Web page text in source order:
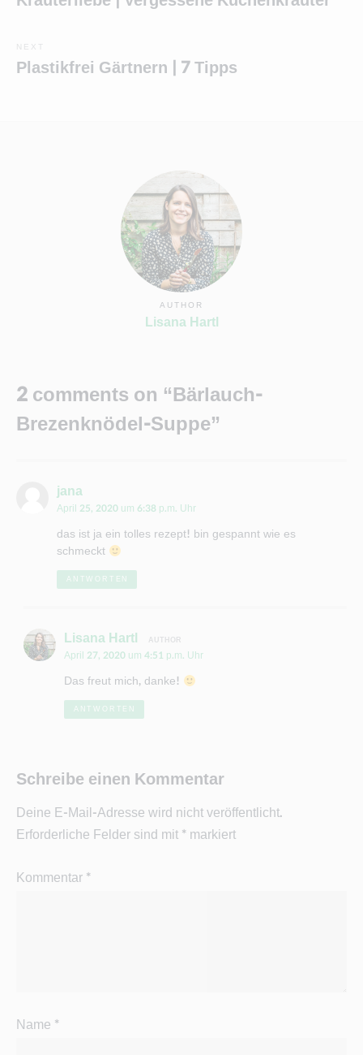
NEXT
Next
Plastikfrei Gärtnern | 7 Tipps
AUTHOR
Lisana Hartl
2 comments on “Bärlauch-
Brezenknödel-Suppe”
janasagt:
April 25, 2020 um 6:38 p.m. Uhr
das ist ja ein tolles rezept! bin gespannt wie es
schmeckt
ANTWORTEN
Lisana Hartl sagt:
April 27, 2020 um 4:51 p.m. Uhr
Das freut mich, danke!
ANTWORTEN
Schreibe einen Kommentar
Deine E-Mail-Adresse wird nicht veröffentlicht.
Erforderliche Felder sind mit*markiert
Kommentar*
Name *